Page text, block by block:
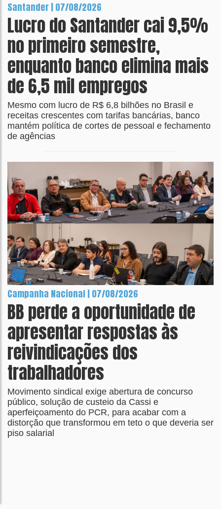
Santander | 07/08/2026
Lucro do Santander cai 9,5%
no primeiro semestre,
enquanto banco elimina mais
de 6,5 mil empregos
Mesmo com lucro de R$ 6,8 bilhões no Brasil e
receitas crescentes com tarifas bancárias, banco
mantém política de cortes de pessoal e fechamento
de agências
Campanha Nacional | 07/08/2026
BB perde a oportunidade de
apresentar respostas às
reivindicações dos
trabalhadores
Movimento sindical exige abertura de concurso
público, solução de custeio da Cassi e
aperfeiçoamento do PCR, para acabar com a
distorção que transformou em teto o que deveria ser
piso salarial